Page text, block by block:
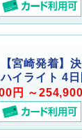
【宮崎発着】
ハイライト 4日
円 ～